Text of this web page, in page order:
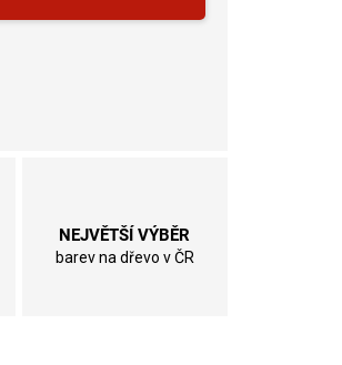
NEJVĚTŠÍ VÝBĚR
barev na dřevo v ČR